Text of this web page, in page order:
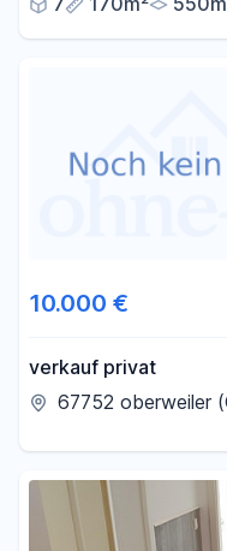
10.000 €
verkauf privat
67752 oberweiler